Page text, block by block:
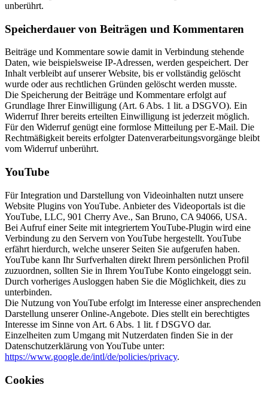
unberührt.
Speicherdauer von Beiträgen und Kommentaren
Beiträge und Kommentare sowie damit in Verbindung stehende
Daten, wie beispielsweise IP-Adressen, werden gespeichert. Der
Inhalt verbleibt auf unserer Website, bis er vollständig gelöscht
wurde oder aus rechtlichen Gründen gelöscht werden musste.
Die Speicherung der Beiträge und Kommentare erfolgt auf
Grundlage Ihrer Einwilligung (Art. 6 Abs. 1 lit. a DSGVO). Ein
Widerruf Ihrer bereits erteilten Einwilligung ist jederzeit möglich.
Für den Widerruf genügt eine formlose Mitteilung per E-Mail. Die
Rechtmäßigkeit bereits erfolgter Datenverarbeitungsvorgänge bleibt
vom Widerruf unberührt.
YouTube
Für Integration und Darstellung von Videoinhalten nutzt unsere
Website Plugins von YouTube. Anbieter des Videoportals ist die
YouTube, LLC, 901 Cherry Ave., San Bruno, CA 94066, USA.
Bei Aufruf einer Seite mit integriertem YouTube-Plugin wird eine
Verbindung zu den Servern von YouTube hergestellt. YouTube
erfährt hierdurch, welche unserer Seiten Sie aufgerufen haben.
YouTube kann Ihr Surfverhalten direkt Ihrem persönlichen Profil
zuzuordnen, sollten Sie in Ihrem YouTube Konto eingeloggt sein.
Durch vorheriges Ausloggen haben Sie die Möglichkeit, dies zu
unterbinden.
Die Nutzung von YouTube erfolgt im Interesse einer ansprechenden
Darstellung unserer Online-Angebote. Dies stellt ein berechtigtes
Interesse im Sinne von Art. 6 Abs. 1 lit. f DSGVO dar.
Einzelheiten zum Umgang mit Nutzerdaten finden Sie in der
Datenschutzerklärung von YouTube unter:
https://www.google.de/intl/de/policies/privacy.
Cookies